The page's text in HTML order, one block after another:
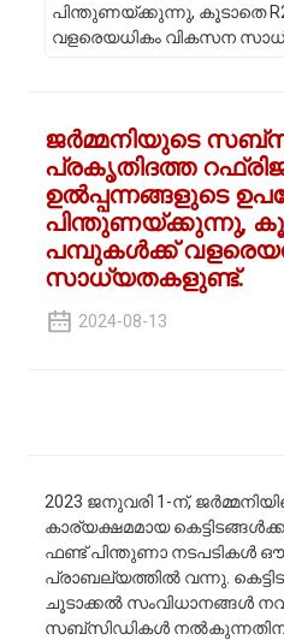
ജർമ്മനിയുടെ
പ്രകൃതിദത്ത
ഉൽപ്പന്നങ്ങളുടെ
പിന്തുണയ്ക്കുന്നു,
പമ്പുകൾക്ക്
സാധ്യതകളുണ്ട്.
2024-08-13
2023 ജനുവരി 1-ന്,
കാര്യക്ഷമമായ
ഫണ്ട് പിന്തുണാ നടപടികൾ
പ്രാബല്യത്തിൽ വന്നു.
ചൂടാക്കൽ സംവിധാനങ്ങൾ
സബ്‌സിഡികൾ